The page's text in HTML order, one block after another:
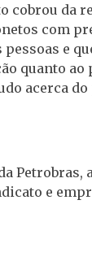
cobrou da
com
e
quanto
acerca
Petrobras,
e